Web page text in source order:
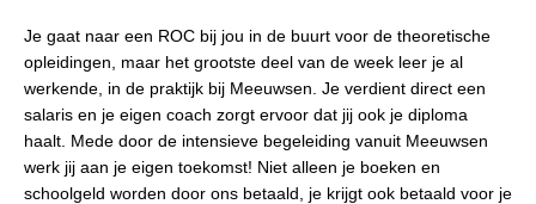
Je gaat naar een ROC bij jou in de buurt voor de theoretische
opleidingen, maar het grootste deel van de week leer je al
werkende, in de praktijk bij Meeuwsen. Je verdient direct een
salaris en je eigen coach zorgt ervoor dat jij ook je diploma
haalt. Mede door de intensieve begeleiding vanuit Meeuwsen
werk jij aan je eigen toekomst! Niet alleen je boeken en
schoolgeld worden door ons betaald, je krijgt ook betaald voor je